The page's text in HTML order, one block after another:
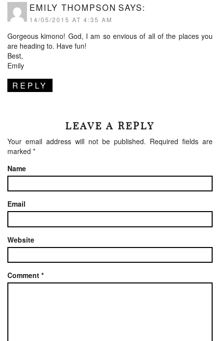
EMILY THOMPSON SAYS:
14/05/2015 AT 4:35 AM
Gorgeous kimono! God, I am so envious of all of the places you
are heading to. Have fun!
Best,
Emily
REPLY
LEAVE A REPLY
Your email address will not be published. Required fields are
marked *
Name
Email
Website
Comment *